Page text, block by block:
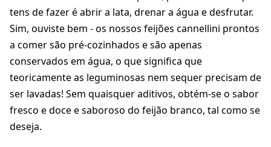
tens de fazer é abrir a lata, drenar a água e desfrutar.
Sim, ouviste bem - os nossos feijões cannellini prontos
a comer são pré-cozinhados e são apenas
conservados em água, o que significa que
teoricamente as leguminosas nem sequer precisam de
ser lavadas! Sem quaisquer aditivos, obtém-se o sabor
fresco e doce e saboroso do feijão branco, tal como se
deseja.